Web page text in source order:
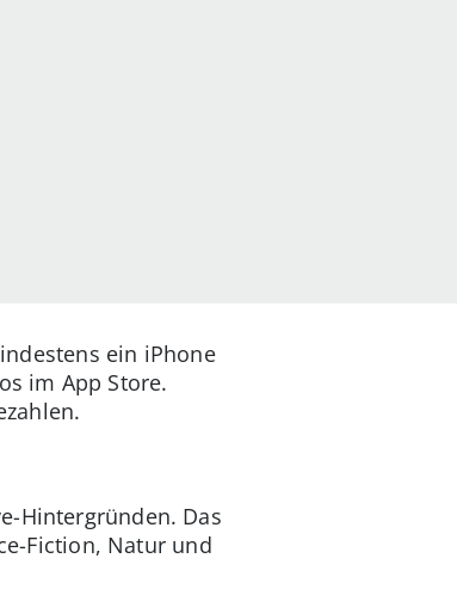
ein iPhone
im App Store.
Hintergründen. Das
Fiction, Natur und